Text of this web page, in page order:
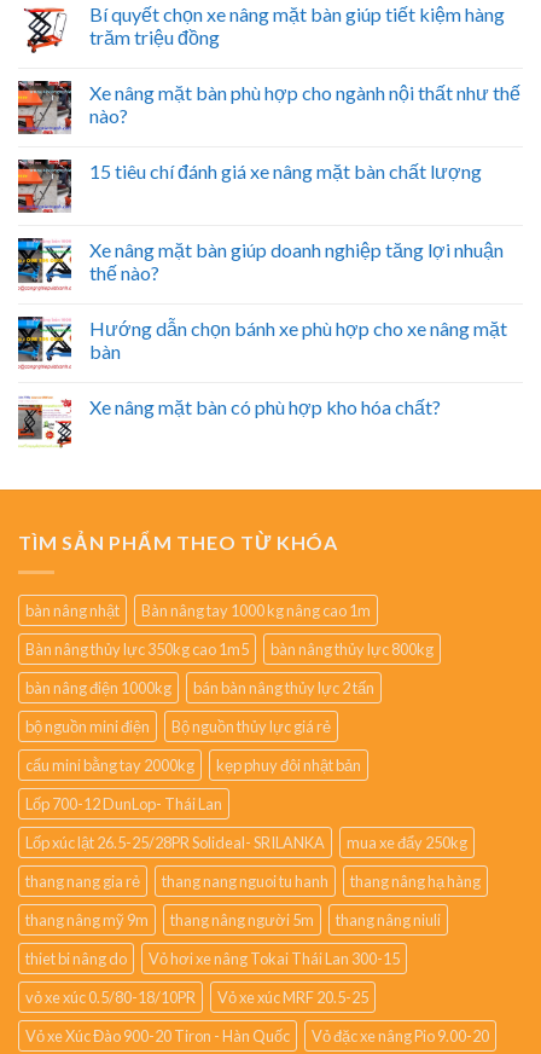
Bí quyết chọn xe nâng mặt bàn giúp tiết kiệm hàng
trăm triệu đồng
Xe nâng mặt bàn phù hợp cho ngành nội thất như thế
nào?
15 tiêu chí đánh giá xe nâng mặt bàn chất lượng
Xe nâng mặt bàn giúp doanh nghiệp tăng lợi nhuận
thế nào?
Hướng dẫn chọn bánh xe phù hợp cho xe nâng mặt
bàn
Xe nâng mặt bàn có phù hợp kho hóa chất?
TÌM SẢN PHẨM THEO TỪ KHÓA
bàn nâng nhật
Bàn nâng tay 1000 kg nâng cao 1m
Bàn nâng thủy lực 350kg cao 1m5
bàn nâng thủy lực 800kg
bàn nâng điện 1000kg
bán bàn nâng thủy lực 2 tấn
bộ nguồn mini điện
Bộ nguồn thủy lực giá rẻ
cẩu mini bằng tay 2000kg
kẹp phuy đôi nhật bản
Lốp 700-12 DunLop- Thái Lan
Lốp xúc lật 26.5-25/28PR Solideal- SRILANKA
mua xe đẩy 250kg
thang nang gia rẻ
thang nang nguoi tu hanh
thang nâng hạ hàng
thang nâng mỹ 9m
thang nâng người 5m
thang nâng niuli
thiet bi nâng do
Vỏ hơi xe nâng Tokai Thái Lan 300-15
vỏ xe xúc 0.5/80-18/10PR
Vỏ xe xúc MRF 20.5-25
Vỏ xe Xúc Đào 900-20 Tiron - Hàn Quốc
Vỏ đặc xe nâng Pio 9.00-20